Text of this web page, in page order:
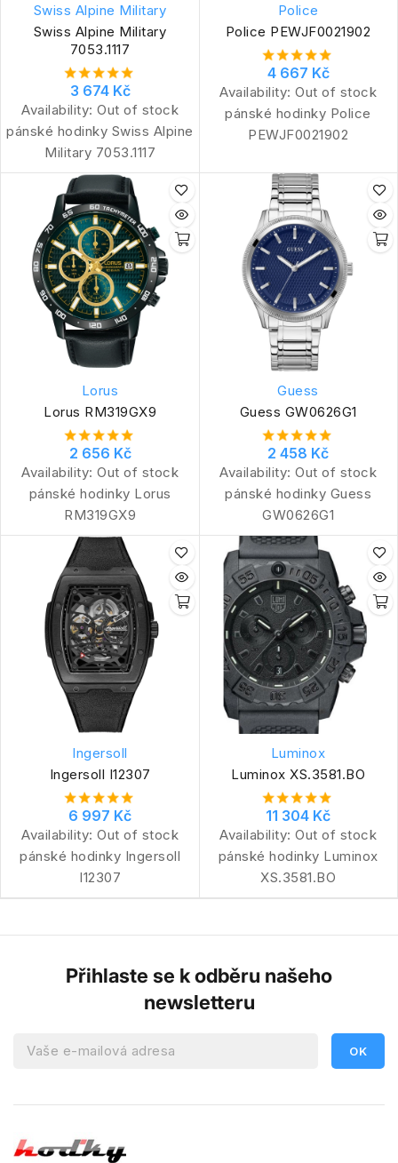
Swiss Alpine Military
Swiss Alpine Military
7053.1117
3 674 Kč
Availability: Out of stock
pánské hodinky Swiss Alpine
Military 7053.1117
Police
Police PEWJF0021902
4 667 Kč
Availability: Out of stock
pánské hodinky Police
PEWJF0021902
Lorus
Lorus RM319GX9
2 656 Kč
Availability: Out of stock
pánské hodinky Lorus
RM319GX9
Guess
Guess GW0626G1
2 458 Kč
Availability: Out of stock
pánské hodinky Guess
GW0626G1
Ingersoll
Ingersoll I12307
6 997 Kč
Availability: Out of stock
pánské hodinky Ingersoll
I12307
Luminox
Luminox XS.3581.BO
11 304 Kč
Availability: Out of stock
pánské hodinky Luminox
XS.3581.BO
Přihlaste se k odběru našeho
newsletteru